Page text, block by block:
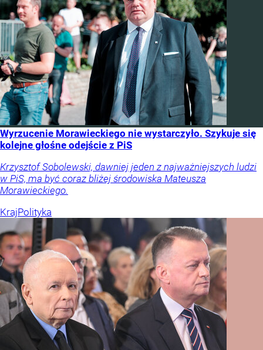
Wyrzucenie Morawieckiego nie wystarczyło. Szykuje się
kolejne głośne odejście z PiS
Krzysztof Sobolewski, dawniej jeden z najważniejszych ludzi
w PiS, ma być coraz bliżej środowiska Mateusza
Morawieckiego.
KrajPolityka